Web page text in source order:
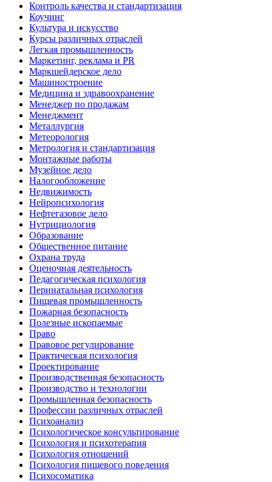
Контроль качества и стандартизация
Коучинг
Культура и искусство
Курсы различных отраслей
Легкая промышленность
Маркетинг, реклама и PR
Маркшейдерское дело
Машиностроение
Медицина и здравоохранение
Менеджер по продажам
Менеджмент
Металлургия
Метеорология
Метрология и стандартизация
Монтажные работы
Музейное дело
Налогообложение
Недвижимость
Нейропсихология
Нефтегазовое дело
Нутрициология
Образование
Общественное питание
Охрана труда
Оценочная деятельность
Педагогическая психология
Перинатальная психология
Пищевая промышленность
Пожарная безопасность
Полезные ископаемые
Право
Правовое регулирование
Практическая психология
Проектирование
Производственная безопасность
Производство и технологии
Промышленная безопасность
Профессии различных отраслей
Психоанализ
Психологическое консультирование
Психология и психотерапия
Психология отношений
Психология пищевого поведения
Психосоматика